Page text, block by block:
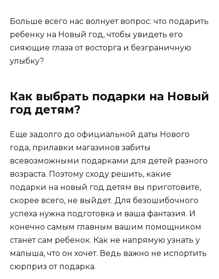
Больше всего нас волнует вопрос: что подарить
ребенку на Новый год, чтобы увидеть его
сияющие глаза от восторга и безграничную
улыбку?
Как выбрать подарки на Новый
год детям?
Еще задолго до официальной даты Нового
года, прилавки магазинов забиты
всевозможными подарками для детей разного
возраста. Поэтому сходу решить, какие
подарки на новый год детям вы приготовите,
скорее всего, не выйдет. Для безошибочного
успеха нужна подготовка и ваша фантазия. И
конечно самым главным вашим помощником
станет сам ребенок. Как не напрямую узнать у
малыша, что он хочет. Ведь важно не испортить
сюрприз от подарка.